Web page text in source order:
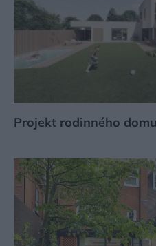
Projekt rodinného